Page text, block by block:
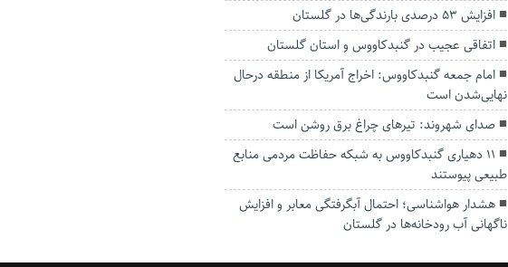
افزایش ۵۳ درصدی بارندگی‌ها در گلستان
اتفاقی عجیب در‌ گنبدکاووس و استان گلستان
امام جمعه گنبدکاووس: اخراج آمریکا از منطقه درحال
نهایی‌شدن است
صدای شهروند: تیرهای چراغ برق روشن است
۱۱ دهیاری گنبدکاووس به شبکه حفاظت مردمی منابع
طبیعی پیوستند
هشدار هواشناسی؛ احتمال آبگرفتگی معابر و افزایش
ناگهانی آب رودخانه‌ها در گلستان